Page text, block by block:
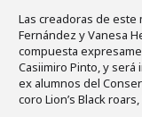
Las creadoras de este
Fernández y Vanesa
compuesta
Casiimiro Pinto, y
ex alumnos del
coro Lion’s Black